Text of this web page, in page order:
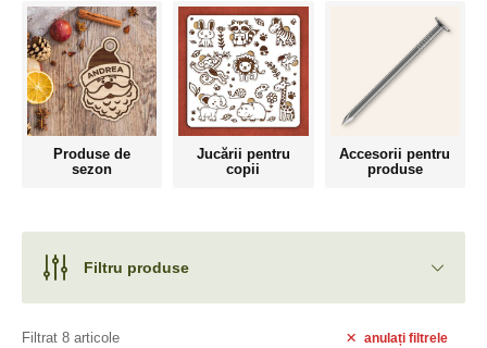
Produse de
sezon
Jucării pentru
copii
Accesorii pentru
produse
Filtru produse
anulați filtrele
Filtrat 8 articole